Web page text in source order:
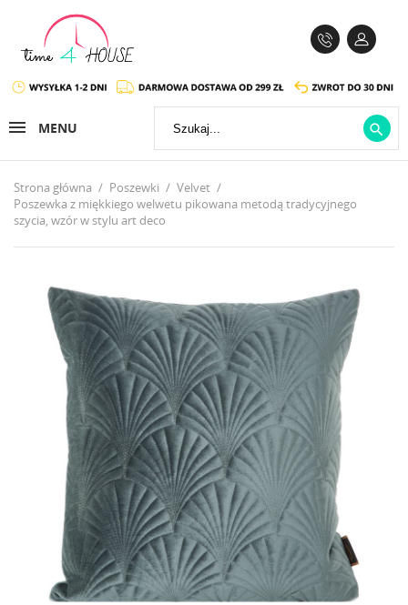
MENU 
Strona główna Poszewki
Velvet
Poszewka z miękkiego welwetu pikowana metodą tradycyjnego
szycia, wzór w stylu art deco